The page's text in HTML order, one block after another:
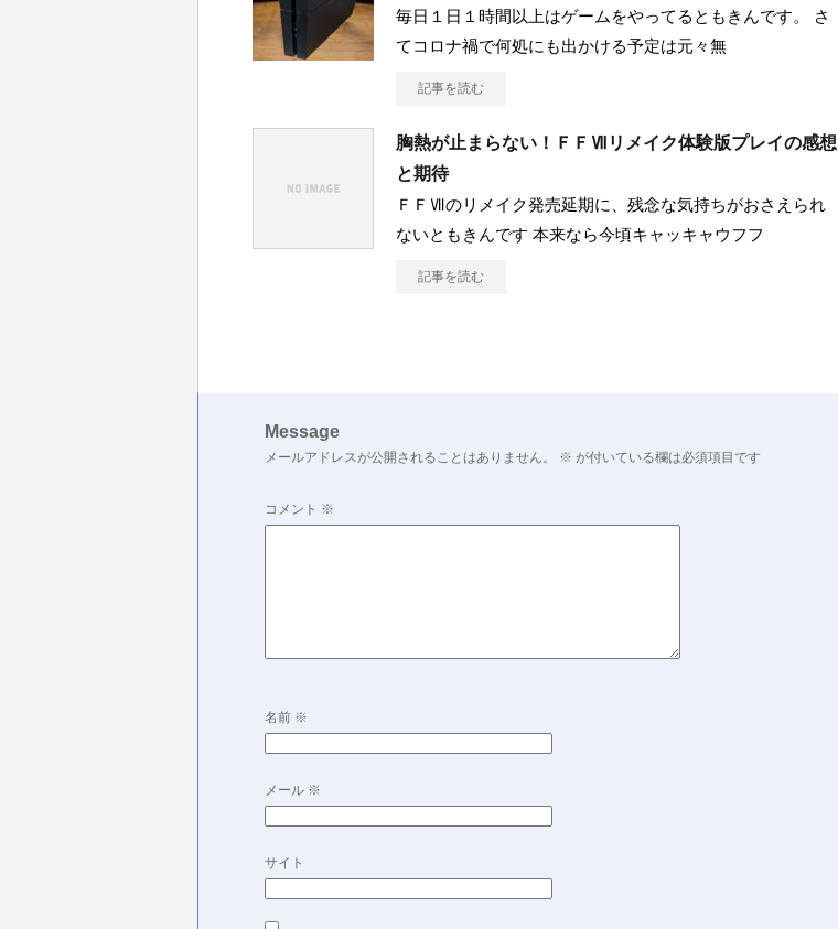
毎日１日１時間以上はゲームをやってるともきんです。 さ
てコロナ禍で何処にも出かける予定は元々無
記事を読む
胸熱が止まらない！ＦＦⅦリメイク体験版プレイの感想
と期待
ＦＦⅦのリメイク発売延期に、残念な気持ちがおさえられ
ないともきんです 本来なら今頃キャッキャウフフ
記事を読む
Message
メールアドレスが公開されることはありません。 ※ が付いている欄は必須項目です
コメント ※
名前 ※
メール ※
サイト